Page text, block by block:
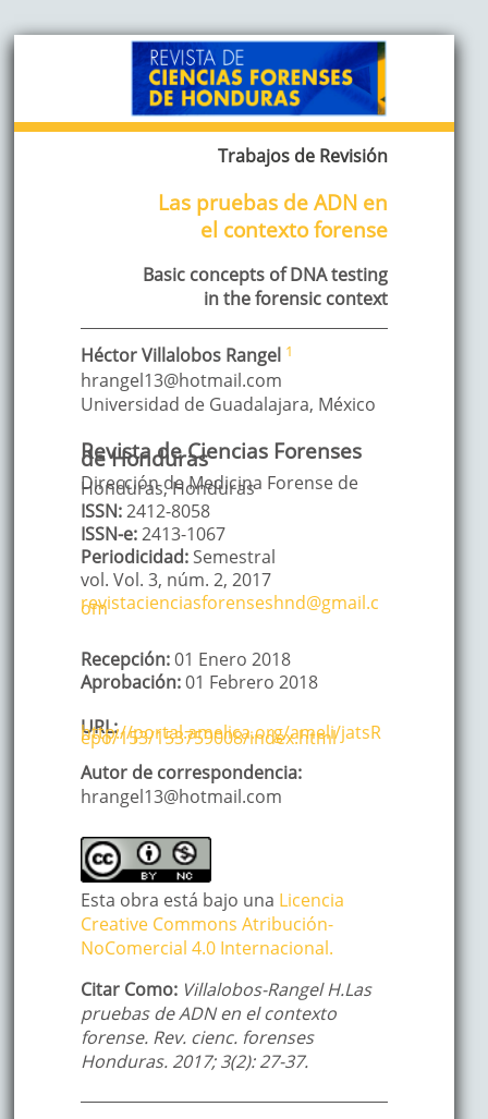
Trabajos de Revisión
Las pruebas de ADN en
el contexto forense
Basic concepts of DNA testing
in the forensic context
HéctorVillalobos Rangel 1
hrangel13@hotmail.com
Universidad de Guadalajara, México
Revista de Ciencias Forenses
de Honduras
Dirección de Medicina Forense de
Honduras, Honduras
ISSN:2412-8058
ISSN-e:2413-1067
Periodicidad: Semestral
vol. Vol. 3, núm. 2, 2017
revistacienciasforenseshnd@gmail.c
om
Recepción:01 Enero 2018
Aprobación:01 Febrero 2018
URL:
http://portal.amelica.org/ameli/jatsR
epo/153/153759008/index.html
Autor de correspondencia:
hrangel13@hotmail.com
Esta obra está bajo una Licencia
Creative Commons Atribución-
NoComercial 4.0 Internacional.
Citar Como: Villalobos-Rangel H.Las
pruebas de ADN en el contexto
forense. Rev. cienc. forenses
Honduras. 2017; 3(2): 27-37.